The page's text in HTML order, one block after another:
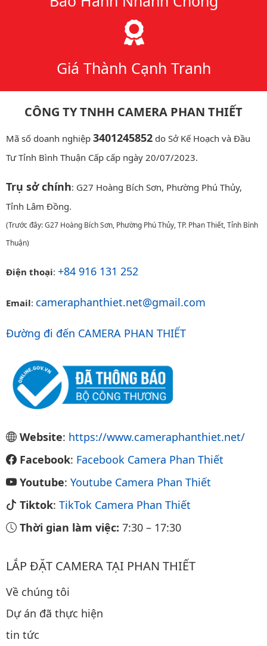
Giá Thành Cạnh Tranh
CÔNG TY TNHH CAMERA PHAN THIẾT
Mã số doanh nghiệp 3401245852 do Sở Kế Hoạch và Đầu
Tư Tỉnh Bình Thuận Cấp cấp ngày 20/07/2023.
Trụ sở chính: G27 Hoàng Bích Sơn, Phường Phú Thủy,
Tỉnh Lâm Đồng.
(Trước đây: G27 Hoàng Bích Sơn, Phường Phú Thủy, TP. Phan Thiết, Tỉnh Bình
Thuận)
Điện thoại: +84 916 131 252
Email: cameraphanthiet.net@gmail.com
Đường đi đến CAMERA PHAN THIẾT
Website: https://www.cameraphanthiet.net/
Facebook: Facebook Camera Phan Thiết
Youtube: Youtube Camera Phan Thiết
Tiktok: TikTok Camera Phan Thiết
Thời gian làm việc: 7:30 – 17:30
LẮP ĐẶT CAMERA TẠI PHAN THIẾT
Về chúng tôi
Dự án đã thực hiện
tin tức